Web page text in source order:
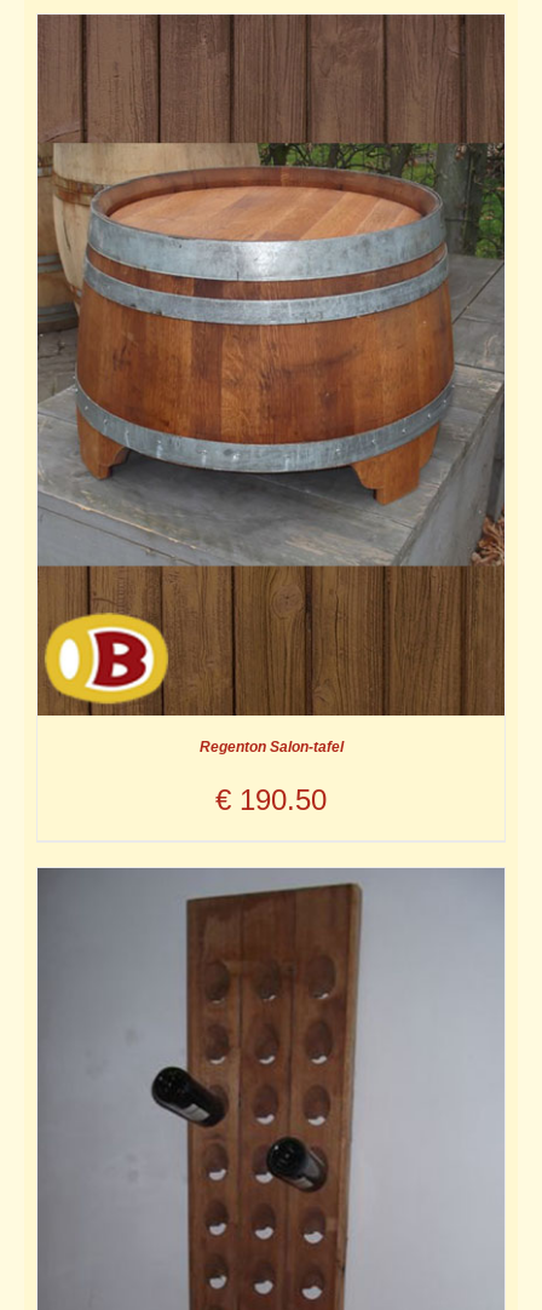
Regenton Salon-tafel
€ 190.50